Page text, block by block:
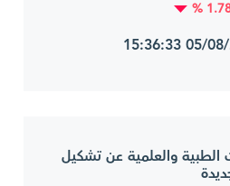
الطبية والعلمية عن تشكيل